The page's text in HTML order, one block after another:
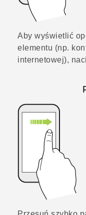
Aby wyświetlić
elementu (np.
internetowej),